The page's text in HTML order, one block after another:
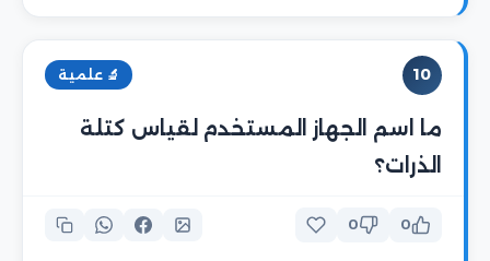
10 🔬 علمية
ما اسم الجهاز المستخدم لقياس كتلة
الذرات؟
0
0